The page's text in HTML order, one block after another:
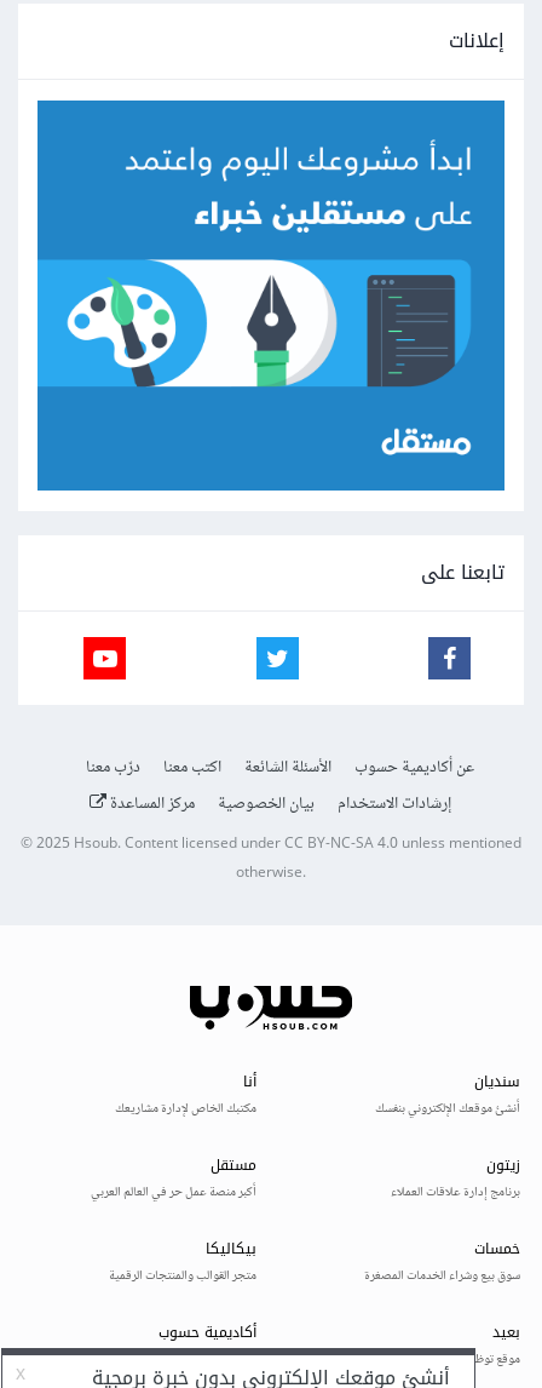
إعلانات
تابعنا على
عن أكاديمية حسوب الأسئلة الشائعة اكتب معنا
درّب معنا
إرشادات الاستخدام
بيان الخصوصية مركز المساعدة
© 2025Hsoub.Content licensed underCC BY-NC-SA 4.0unless mentioned
otherwise.